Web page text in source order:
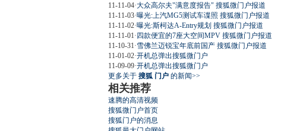
11-11-04·大众高尔夫"满意度报告" 搜狐微门户报道
11-11-03·曝光:上汽MG5测试车谍照 搜狐微门户报道
11-11-02·曝光:斯柯达A-Entry规划 搜狐微门户报道
11-11-01 ·四款便宜的7座大空间MPV 搜狐微门户报道
11-10-31 ·雪佛兰迈锐宝年底前国产 搜狐微门户报道
11-01-02·开机总弹出搜狐微门户
11-09-09·开机总弹出搜狐微门户
更多关于 搜狐 门户 的新闻>>
相关推荐
速腾的高清视频
搜狐微门户首页
搜狐门户的消息